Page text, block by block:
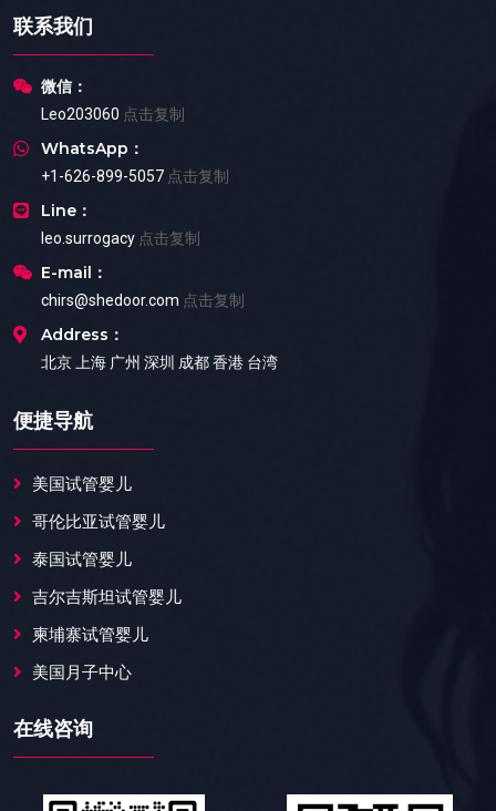
联系我们
微信：
Leo203060 点击复制
WhatsApp：
+1-626-899-5057 点击复制
Line：
leo.surrogacy 点击复制
E-mail：
chirs@shedoor.com 点击复制
Address：
北京 上海 广州 深圳 成都 香港 台湾
便捷导航
美国试管婴儿
哥伦比亚试管婴儿
泰国试管婴儿
吉尔吉斯坦试管婴儿
柬埔寨试管婴儿
美国月子中心
在线咨询